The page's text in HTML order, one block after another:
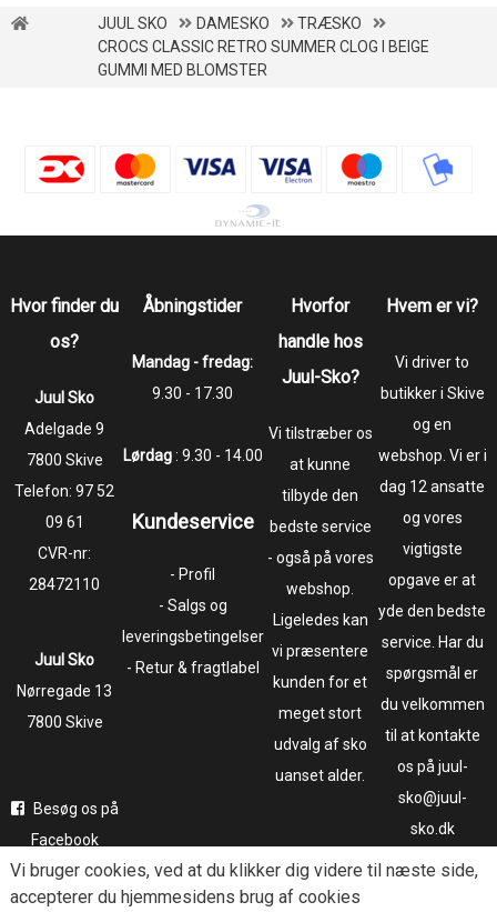
JUUL SKO DAMESKO
TRÆSKO
CROCS CLASSIC RETRO SUMMER CLOG I BEIGE
GUMMI MED BLOMSTER
Hvor finder du
os?
Juul Sko
​​​​​​​Adelgade 9
7800 Skive
Telefon:97 52
09 61
CVR-nr:
28472110
Juul Sko
​​​​​​​Nørregade 13
7800 Skive
Besøg os på
Facebook
Følg os på
Åbningstider
Mandag - fredag:
9.30 - 17.30
Lørdag: 9.30 - 14.00
Kundeservice
- Profil
- Salgs og
leveringsbetingelser
- Retur & fragtlabel
Hvorfor
handle hos
Juul-Sko?
Vi tilstræber os
at kunne
tilbyde den
bedste service
- også på vores
webshop.
Ligeledes kan
vi præsentere
kunden for et
meget stort
udvalg af sko
uanset alder.
Hvem er vi?
Vi driver to
butikker i Skive
og en
webshop. Vi er i
dag 12 ansatte
og vores
vigtigste
opgave er at
yde den bedste
service. Har du
spørgsmål er
du velkommen
til at kontakte
os på juul-
sko@juul-
sko.dk
Vi bruger cookies, ved at du klikker dig videre til næste side,
accepterer du hjemmesidens brug af cookies